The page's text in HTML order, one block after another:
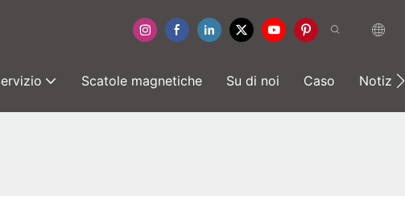
Scatole magnetiche Su di noi Caso Notizia